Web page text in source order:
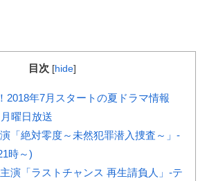
目次 [hide]
2018年7月スタートの夏ドラマ情報
曜日放送
「絶対零度～未然犯罪潜入捜査～」-
時～)
演「ラストチャンス 再生請負人」-テ